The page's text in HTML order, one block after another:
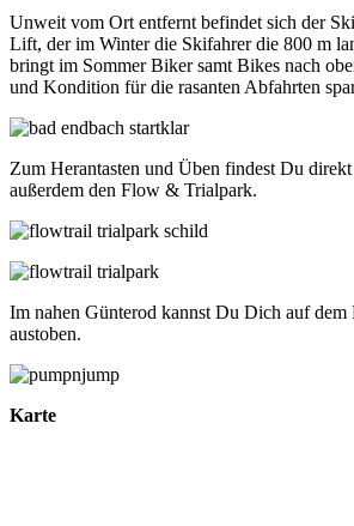
Unweit vom Ort entfernt befindet sich der
Lift, der im Winter die Skifahrer die 800 m
bringt im Sommer Biker samt Bikes nach
und Kondition für die rasanten Abfahrten
Zum Herantasten und Üben findest Du
außerdem den Flow & Trialpark.
Im nahen Günterod kannst Du Dich auf dem
austoben.
Karte